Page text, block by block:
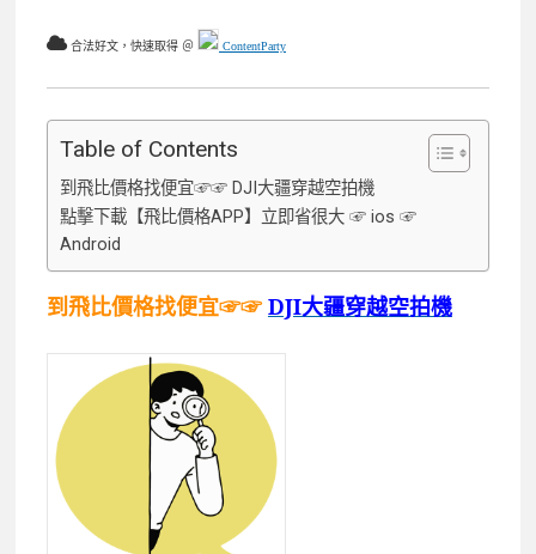
合法好文，快速取得 ＠ ContentParty
Table of Contents
到飛比價格找便宜☞☞ DJI大疆穿越空拍機
點擊下載【飛比價格APP】立即省很大 ☞ ios ☞
Android
到飛比價格找便宜☞☞ DJI大疆穿越空拍機